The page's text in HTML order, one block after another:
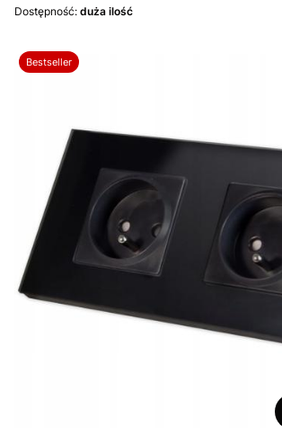
Dostępność: duża ilość
Bestseller